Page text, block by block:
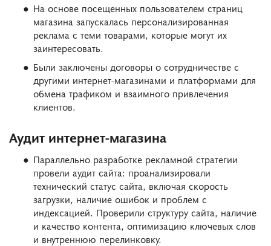
На основе посещенных пользователем страниц
магазина запускалась персонализированная
реклама с теми товарами, которые могут их
заинтересовать.
Были заключены договоры о сотрудничестве с
другими интернет-магазинами и платформами для
обмена трафиком и взаимного привлечения
клиентов.
Аудит интернет-магазина
Параллельно разработке рекламной стратегии
провели аудит сайта: проанализировали
технический статус сайта, включая скорость
загрузки, наличие ошибок и проблем с
индексацией. Проверили структуру сайта, наличие
и качество контента, оптимизацию ключевых слов
и внутреннюю перелинковку.